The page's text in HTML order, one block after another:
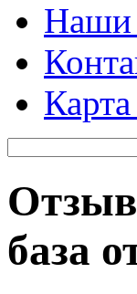
Наши
база